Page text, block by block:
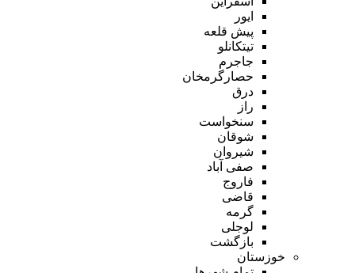
ایور
پیش قلعه
تیتکانلو
جاجرم
حصارگرمخان
درق
راز
سنخواست
شوقان
شیروان
صفی آباد
فاروج
قاضی
گرمه
لوجلی
بازگشت
خوزستان